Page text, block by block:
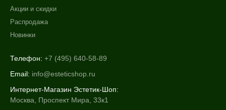
Акции и скидки
Распродажа
Новинки
Телефон: +7 (495) 640-58-89
Email: info@esteticshop.ru
Интернет-Магазин Эстетик-Шоп:
Москва, Проспект Мира, 33к1